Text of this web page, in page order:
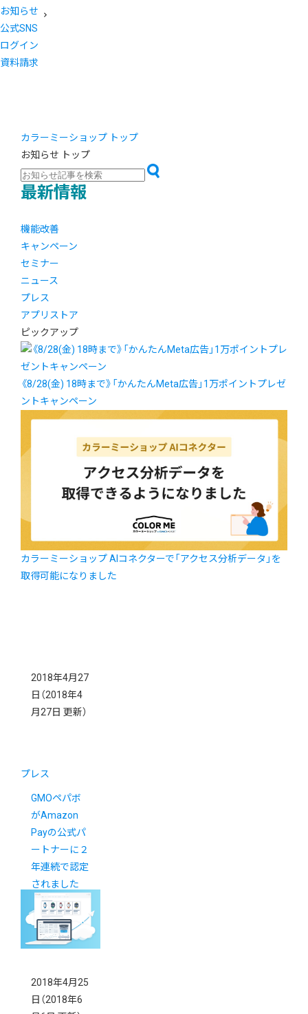
お知らせ
公式SNS
ログイン
資料請求
カラーミーショップ トップ
お知らせ トップ
最新情報
機能改善
キャンペーン
セミナー
ニュース
プレス
アプリストア
ピックアップ
《8/28(金) 18時まで》「かんたんMeta広告」1万ポイントプレゼ
ントキャンペーン
カラーミーショップ AIコネクターで「アクセス分析データ」を
取得可能になりました
2018年4月27
日 （2018年4
月27日 更新）
プレス
GMOペパボ
がAmazon
Payの公式パ
ートナーに２
年連続で認定
されました
2018年4月25
日 （2018年6